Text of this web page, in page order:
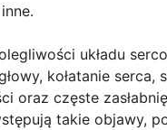
układu
kołatanie
oraz częste
takie objawy,